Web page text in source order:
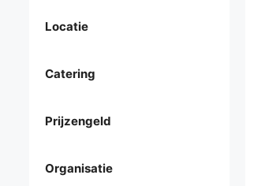
Locatie
Catering
Prijzengeld
Organisatie